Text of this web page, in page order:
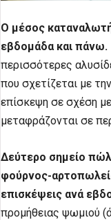
Ο μέσος
εβδομάδα και πάνω.
περισσότερες
που σχετίζεται με
επίσκεψη σε σχέση
μεταφράζονται σε
Δεύτερο σημείο
φούρνος-
επισκέψεις ανά
προμήθειας ψωμιού